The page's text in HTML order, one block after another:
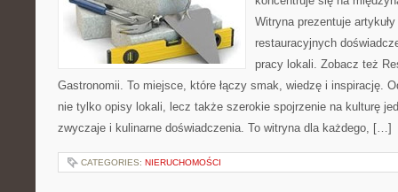
Witryna prezentuje
restauracyjnych
pracy lokali. Zobacz też
Gastronomii. To miejsce, które łączy smak, wiedzę i inspirację.
nie tylko opisy lokali, lecz także szerokie spojrzenie na kulturę
zwyczaje i kulinarne doświadczenia. To witryna dla każdego, […]
CATEGORIES: NIERUCHOMOŚCI